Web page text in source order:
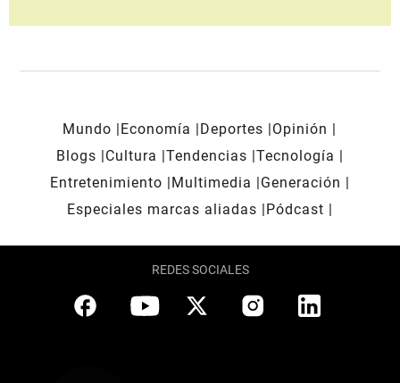
Mundo Economía Deportes
Opinión
Blogs
Cultura Tendencias Tecnología
Entretenimiento
Multimedia
Generación
Especiales marcas aliadas
Pódcast
REDES SOCIALES